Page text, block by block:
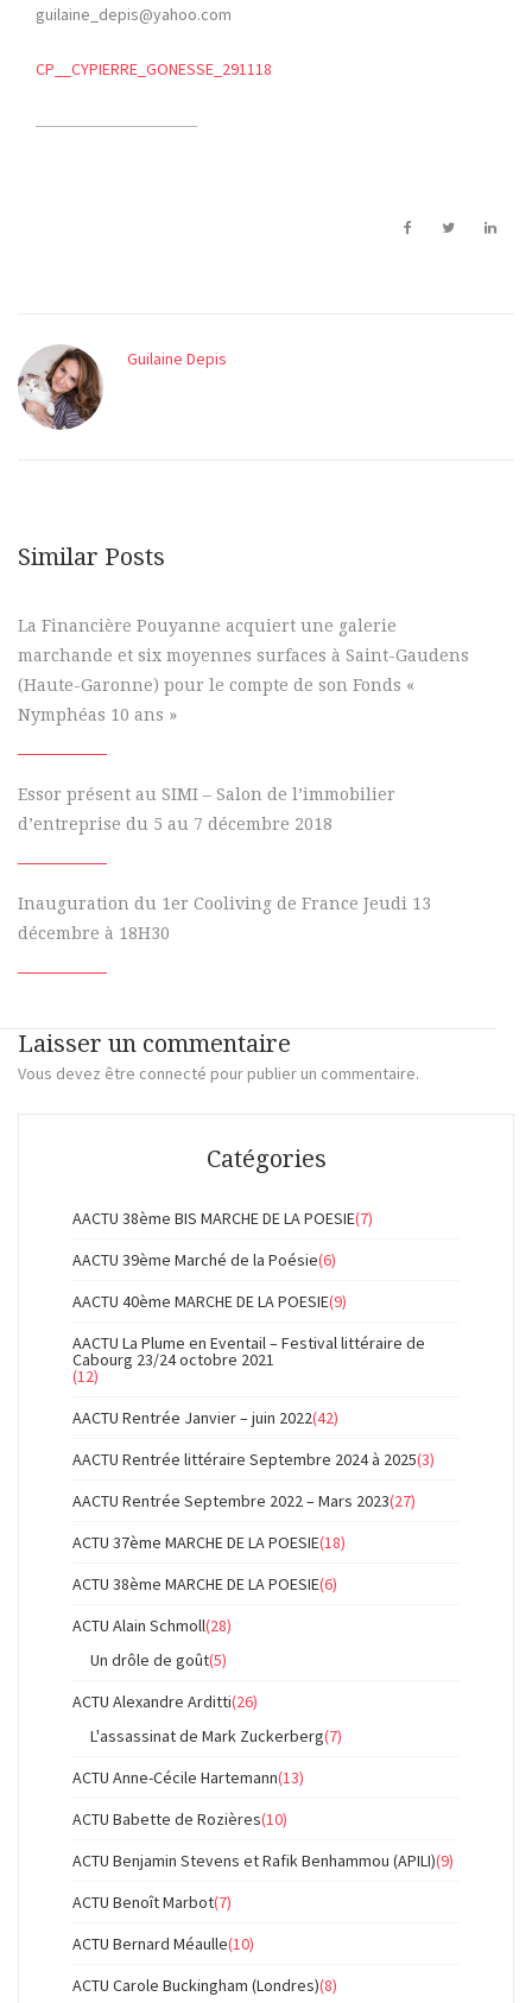
guilaine_depis@yahoo.com
CP__CYPIERRE_GONESSE_291118
Guilaine Depis
Similar Posts
La Financière Pouyanne acquiert une galerie
marchande et six moyennes surfaces à Saint-Gaudens
(Haute-Garonne) pour le compte de son Fonds «
Nymphéas 10 ans »
Essor présent au SIMI – Salon de l’immobilier
d’entreprise du 5 au 7 décembre 2018
Inauguration du 1er Cooliving de France Jeudi 13
décembre à 18H30
Laisser un commentaire
Vous devez être connecté pour publier un commentaire.
Catégories
AACTU 38ème BIS MARCHE DE LA POESIE(7)
AACTU 39ème Marché de la Poésie(6)
AACTU 40ème MARCHE DE LA POESIE(9)
AACTU La Plume en Eventail – Festival littéraire de
Cabourg 23/24 octobre 2021
(12)
AACTU Rentrée Janvier – juin 2022(42)
AACTU Rentrée littéraire Septembre 2024 à 2025(3)
AACTU Rentrée Septembre 2022 – Mars 2023(27)
ACTU 37ème MARCHE DE LA POESIE(18)
ACTU 38ème MARCHE DE LA POESIE(6)
ACTU Alain Schmoll(28)
Un drôle de goût(5)
ACTU Alexandre Arditti(26)
L'assassinat de Mark Zuckerberg(7)
ACTU Anne-Cécile Hartemann(13)
ACTU Babette de Rozières(10)
ACTU Benjamin Stevens et Rafik Benhammou (APILI)(9)
ACTU Benoît Marbot(7)
ACTU Bernard Méaulle(10)
ACTU Carole Buckingham (Londres)(8)